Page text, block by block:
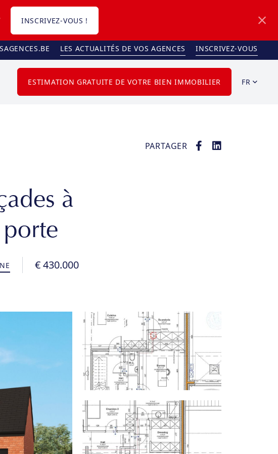
INSCRIVEZ-VOUS !
LES ACTUALITÉS DE VOS AGENCES INSCRIVEZ-VOUS
ESTIMATION GRATUITE DE VOTRE BIEN IMMOBILIER FR
PARTAGER
à
€ 430.000